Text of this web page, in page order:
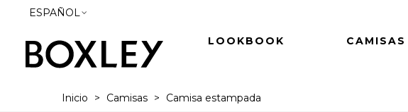
ESPAÑOL
LOOKBOOK CAMISAS
Inicio > Camisas > Camisa estampada